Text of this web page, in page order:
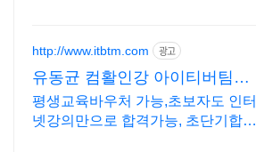
http://www.itbtm.com 광고
유동균 컴활인강 아이티버팀목
바우처카드 가능
평생교육바우처 가능,초보자도 인터
넷강의만으로 합격가능, 초단기합격,